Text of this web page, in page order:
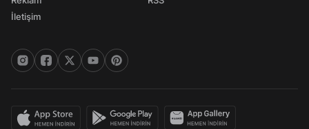
İletişim